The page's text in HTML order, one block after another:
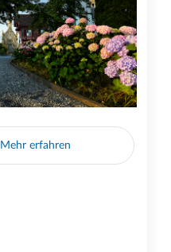
Mehr erfahren